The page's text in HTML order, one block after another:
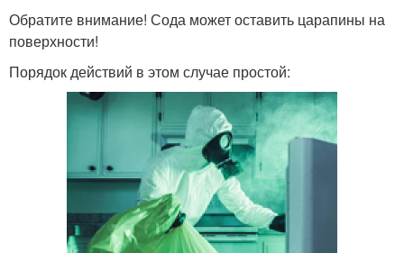
Обратите внимание! Сода может оставить царапины на
поверхности!
Порядок действий в этом случае простой: